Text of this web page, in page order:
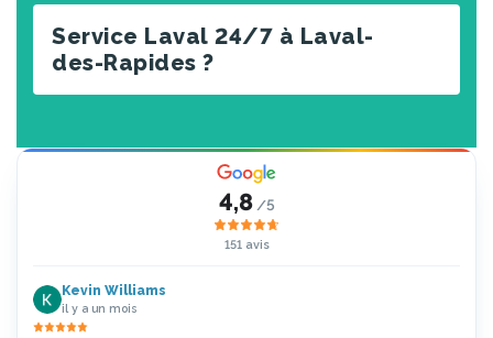
Service Laval 24/7 à Laval-
des-Rapides ?
4,8 /5
151 avis
Kevin Williams
il y a un mois